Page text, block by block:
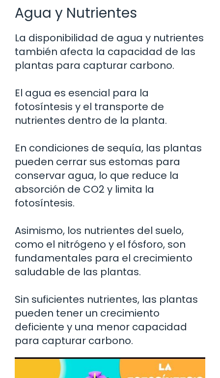
Agua y Nutrientes
La disponibilidad de agua y nutrientes
también afecta la capacidad de las
plantas para capturar carbono.
El agua es esencial para la
fotosíntesis y el transporte de
nutrientes dentro de la planta.
En condiciones de sequía, las plantas
pueden cerrar sus estomas para
conservar agua, lo que reduce la
absorción de CO2 y limita la
fotosíntesis.
Asimismo, los nutrientes del suelo,
como el nitrógeno y el fósforo, son
fundamentales para el crecimiento
saludable de las plantas.
Sin suficientes nutrientes, las plantas
pueden tener un crecimiento
deficiente y una menor capacidad
para capturar carbono.